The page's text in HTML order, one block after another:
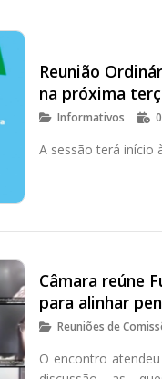
Reunião
na próxima
Informativos
A sessão terá início
Câmara reúne
para alinhar
Reuniões de
O encontro